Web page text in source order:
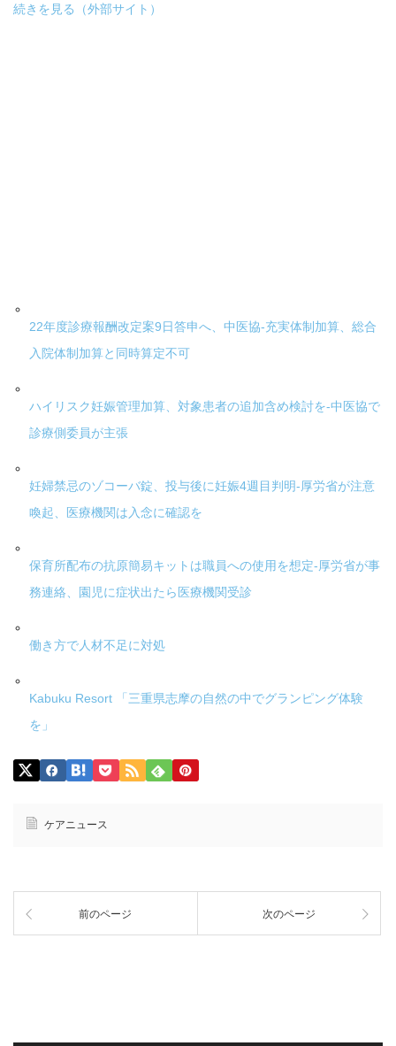
続きを見る（外部サイト）
22年度診療報酬改定案9日答申へ、中医協-充実体制加算、総合
入院体制加算と同時算定不可
ハイリスク妊娠管理加算、対象患者の追加含め検討を-中医協で
診療側委員が主張
妊婦禁忌のゾコーバ錠、投与後に妊娠4週目判明-厚労省が注意
喚起、医療機関は入念に確認を
保育所配布の抗原簡易キットは職員への使用を想定-厚労省が事
務連絡、園児に症状出たら医療機関受診
働き方で人材不足に対処
Kabuku Resort 「三重県志摩の自然の中でグランピング体験
を」
ケアニュース
前のページ 次のページ